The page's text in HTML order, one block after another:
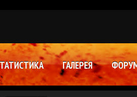
ГАЛЕРЕЯ